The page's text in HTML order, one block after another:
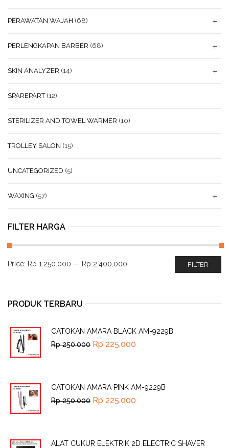
PERAWATAN WAJAH (68)
PERLENGKAPAN BARBER (68)
SKIN ANALYZER (14)
SPAREPART (12)
STERILIZER AND TOWEL WARMER (10)
TROLLEY SALON (15)
UNCATEGORIZED (5)
WAXING (57)
FILTER HARGA
FILTER
Price: Rp 1.250.000 — Rp 2.400.000
PRODUK TERBARU
CATOKAN AMARA BLACK AM-9229B
Rp250.000 Rp 225.000
CATOKAN AMARA PINK AM-9229B
Rp250.000 Rp 225.000
ALAT CUKUR ELEKTRIK 2D ELECTRIC SHAVER